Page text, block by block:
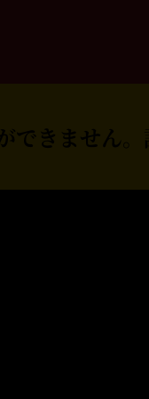
きません。